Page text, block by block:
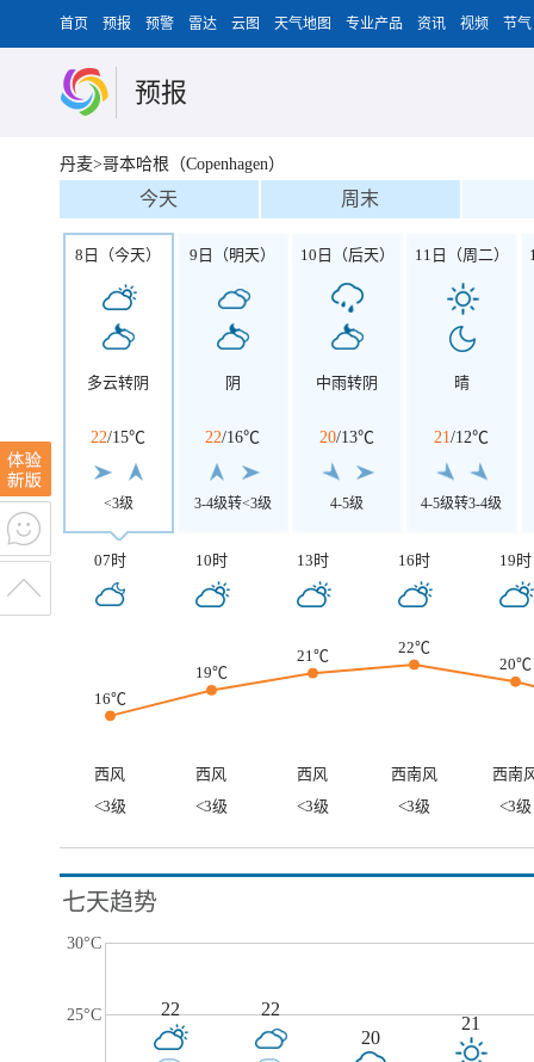
首页 预报 预警 雷达 云图 天气地图 专业产品 资讯 视频 节气
预报
丹麦>哥本哈根（Copenhagen）
今天 周末
8日（今天）
多云转阴
22/15℃
<3级
9日（明天）
阴
22/16℃
3-4级转<3级
10日（后天）
中雨转阴
20/13℃
4-5级
11日（周二）
晴
21/12℃
4-5级转3-4级
07时 10时 13时 16时 19时
16℃
19℃
21℃
22℃
20℃
西风 西风 西风 西南风
西南
<3级
<3级 <3级 <3级 <3级
七天趋势
30°C
25°C 22 22
20
21